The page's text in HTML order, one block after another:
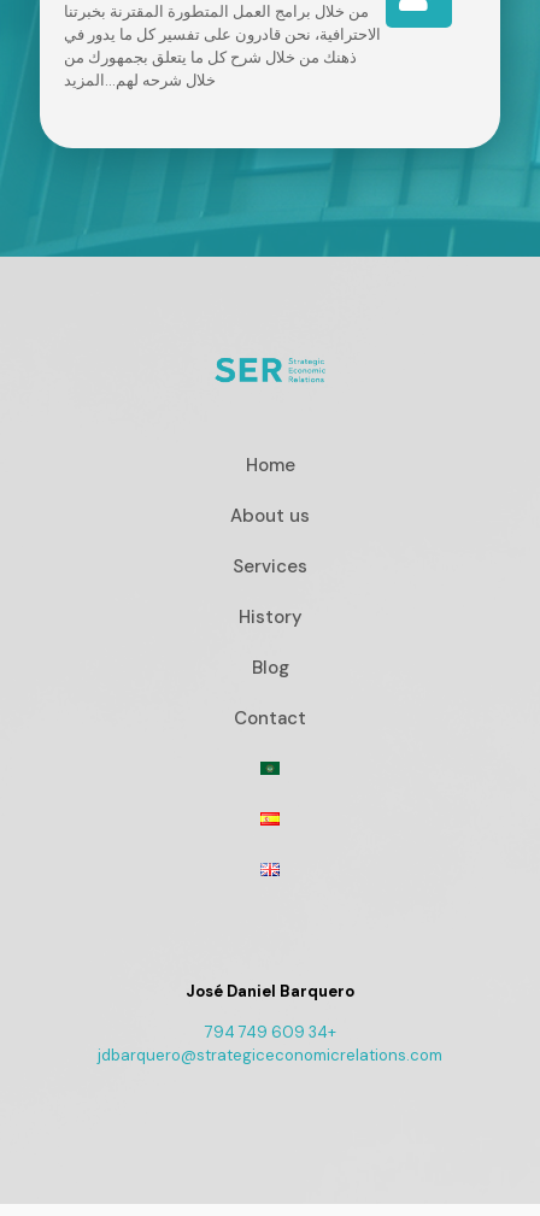
من خلال برامج العمل المتطورة المقترنة بخبرتنا
الاحترافية، نحن قادرون على تفسير كل ما يدور في
ذهنك من خلال شرح كل ما يتعلق بجمهورك من
خلال شرحه لهم...المزيد
Home
About us
Services
History
Blog
Contact
José Daniel Barquero
+34 609 749 794
jdbarquero@strategiceconomicrelations.com